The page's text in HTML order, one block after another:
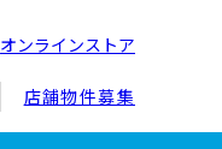
オンラインストア
店舗物件募集